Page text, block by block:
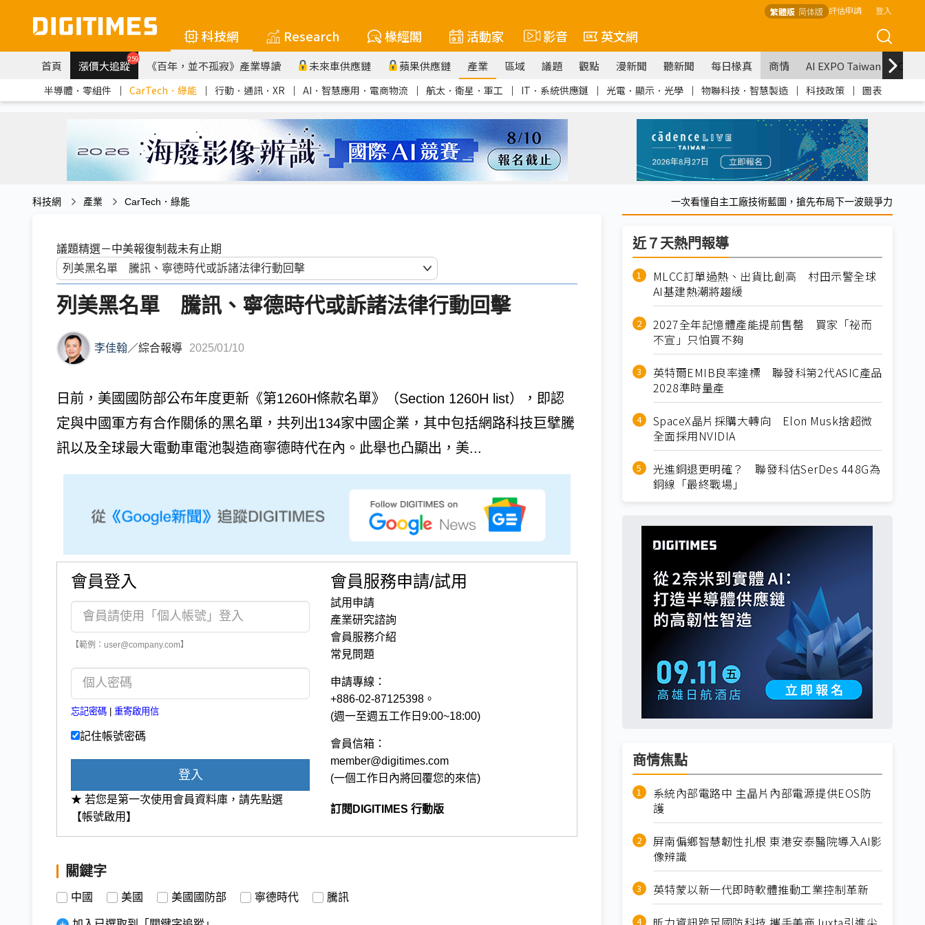
繁體版 简体版 評估申請 登入
科技網 Research 椽經閣 活動家 影音 英文網
首頁 漲價大追蹤259 《百年，並不孤寂》產業導讀 未來車供應鏈 蘋果供應鏈 產業 區域 議題 觀點 漫新聞 聽新聞 每日椽真 商情 AI EXPO Taiwan
半導體．零組件 ｜ CarTech．綠能 ｜ 行動．通訊．XR ｜ AI．智慧應用．電商物流 ｜ 航太．衛星．軍工 ｜ IT．系統供應鏈 ｜ 光電．顯示．光學 ｜ 物聯科技．智慧製造 ｜ 科技政策 ｜ 圖表
科技網 產業 CarTech．綠能 一次看懂自主工廠技術藍圖，搶先布局下一波競爭力
議題精選－中美報復制裁未有止期
列美黑名單 騰訊、寧德時代或訴諸法律行動回擊
李佳翰／綜合報導 2025/01/10
日前，美國國防部公布年度更新《第1260H條款名單》（Section 1260H list），即認
定與中國軍方有合作關係的黑名單，共列出134家中國企業，其中包括網路科技巨擘騰
訊以及全球最大電動車電池製造商寧德時代在內。此舉也凸顯出，美...
會員登入
【範例：user@company.com】
忘記密碼 重寄啟用信
記住帳號密碼
登入
★ 若您是第一次使用會員資料庫，請先點選
【帳號啟用】
會員服務申請/試用
試用申請
產業研究諮詢
會員服務介紹
常見問題
申請專線：
+886-02-87125398。
(週一至週五工作日9:00~18:00)
會員信箱：
member@digitimes.com
(一個工作日內將回覆您的來信)
訂閱DIGITIMES 行動版
關鍵字
中國 美國 美國國防部 寧德時代 騰訊
近７天熱門報導
MLCC訂單過熱、出貨比創高 村田示警全球
AI基建熱潮將趨緩
2027全年記憶體產能提前售罄 買家「祕而
不宣」只怕買不夠
英特爾EMIB良率達標 聯發科第2代ASIC產品
2028準時量產
SpaceX晶片採購大轉向 Elon Musk捨超微
全面採用NVIDIA
光進銅退更明確？ 聯發科估SerDes 448G為
銅線「最終戰場」
商情焦點
系統內部電路中 主晶片內部電源提供EOS防
護
屏南偏鄉智慧韌性扎根 東港安泰醫院導入AI影
像辨識
英特蒙以新一代即時軟體推動工業控制革新